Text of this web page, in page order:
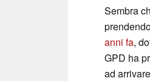
Sembra
anni fa,
GPD ha
ad